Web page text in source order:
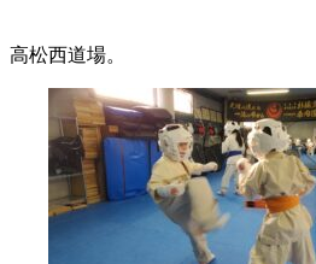
高松西道場。